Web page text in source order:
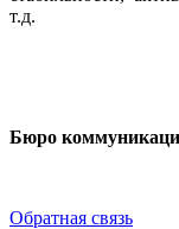
т.д.
Бюро
Обратная связь